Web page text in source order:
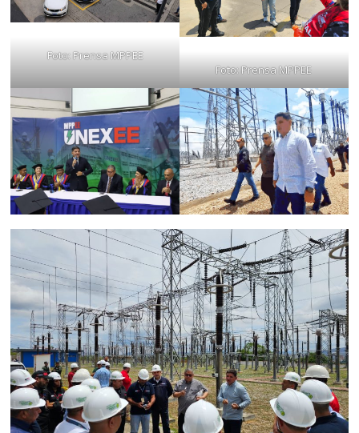
Foto: Prensa MPPEE
Foto: Prensa MPPEE